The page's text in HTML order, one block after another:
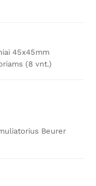
45x45mm
(8 vnt.)
Beurer